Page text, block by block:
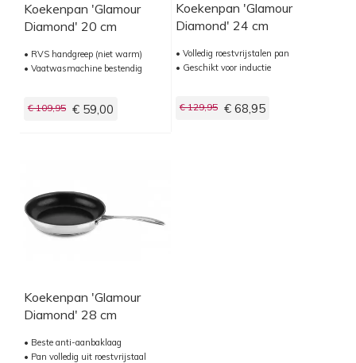
Koekenpan 'Glamour
Diamond' 20 cm
• RVS handgreep (niet warm)
• Vaatwasmachine bestendig
€ 109,95 € 59,00
Koekenpan 'Glamour
Diamond' 24 cm
• Volledig roestvrijstalen pan
• Geschikt voor inductie
€ 129,95 € 68,95
Koekenpan 'Glamour
Diamond' 28 cm
• Beste anti-aanbaklaag
• Pan volledig uit roestvrijstaal